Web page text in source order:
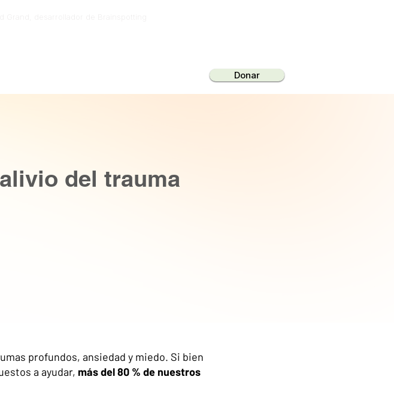
Grand, desarrollador de Brainspotting
Donar
del trauma
profundos, ansiedad y miedo. Si bien
a ayudar, más del 80 % de nuestros